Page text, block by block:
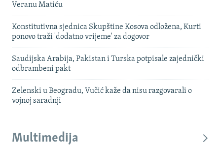
Veranu Matiću
Konstitutivna sjednica Skupštine Kosova odložena, Kurti
ponovo traži 'dodatno vrijeme' za dogovor
Saudijska Arabija, Pakistan i Turska potpisale zajednički
odbrambeni pakt
Zelenski u Beogradu, Vučić kaže da nisu razgovarali o
vojnoj saradnji
Multimedija